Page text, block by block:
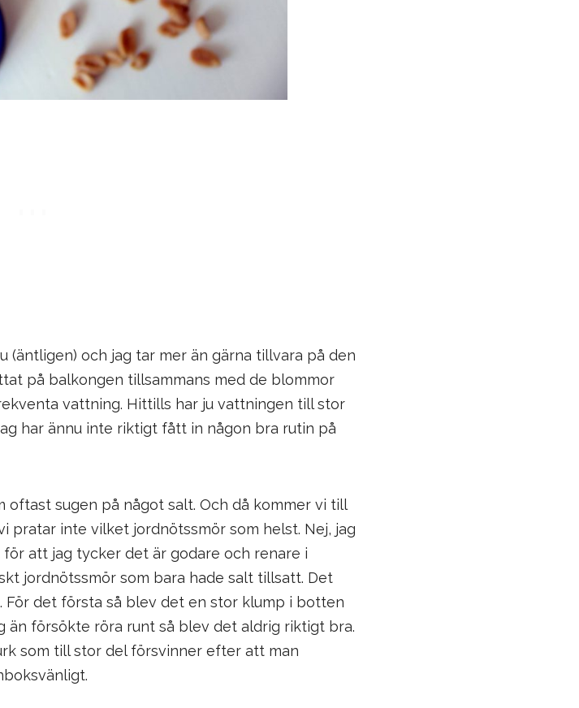
och jag tar mer än gärna tillvara på den
på balkongen tillsammans med de blommor
vattning. Hittills har ju vattningen till stor
har ännu inte riktigt fått in någon bra rutin på
oftast sugen på något salt. Och då kommer vi till
pratar inte vilket jordnötssmör som helst. Nej, jag
att jag tycker det är godare och renare i
jordnötssmör som bara hade salt tillsatt. Det
det första så blev det en stor klump i botten
försökte röra runt så blev det aldrig riktigt bra.
som till stor del försvinner efter att man